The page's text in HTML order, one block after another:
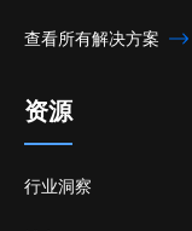
查看所有解决方案
资源
行业洞察